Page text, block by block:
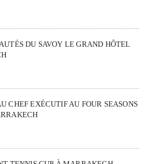
DU SAVOY LE GRAND HÔTEL
CHEF EXÉCUTIF AU FOUR SEASONS